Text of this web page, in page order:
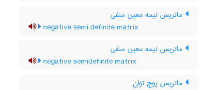
ماتریس نیمه معین منفی
negative semi definite matrix
ماتریس نیمه معین منفی
negative semidefinite matrix
ماتریس پوچ توان